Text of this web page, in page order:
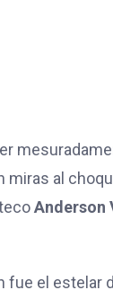
al
Anderson
el estelar